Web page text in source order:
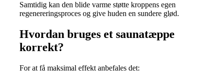
Samtidig kan den blide varme støtte kroppens egen
regenereringsproces og give huden en sundere glød.
Hvordan bruges et saunatæppe
korrekt?
For at få maksimal effekt anbefales det: